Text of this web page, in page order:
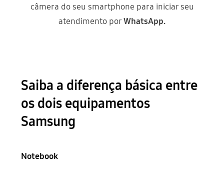
câmera do seu smartphone para iniciar seu
atendimento porWhatsApp.
Saiba a diferença básica entre
os dois equipamentos
Samsung
Notebook